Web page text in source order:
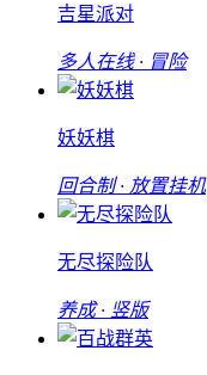
吉星派对
多人在线 · 冒险
妖妖棋
回合制 · 放置挂机
无尽探险队
养成 · 竖版